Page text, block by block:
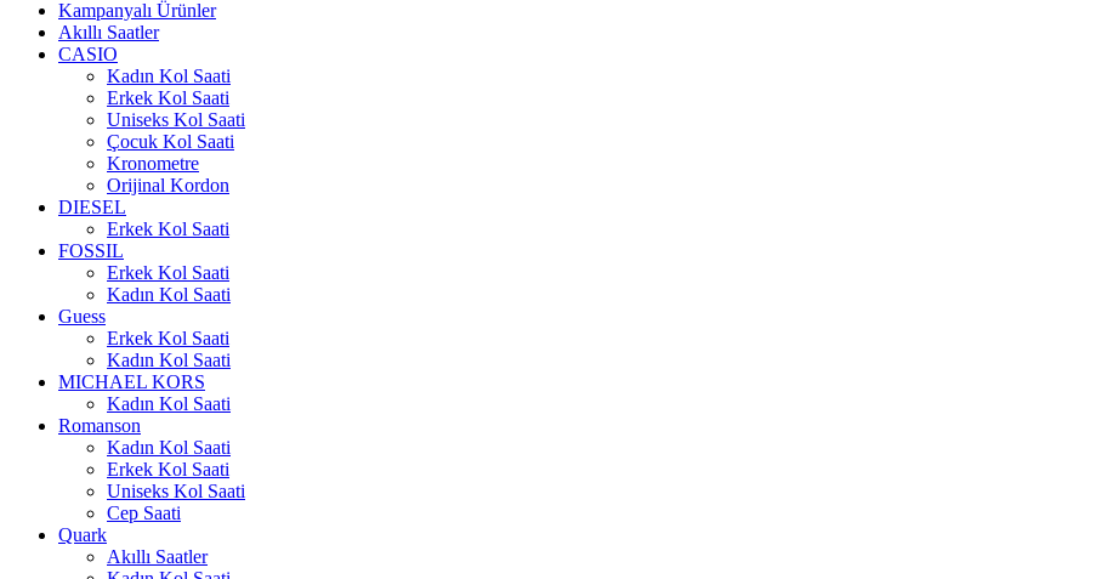
Kampanyalı Ürünler
Akıllı Saatler
CASIO
Kadın Kol Saati
Erkek Kol Saati
Uniseks Kol Saati
Çocuk Kol Saati
Kronometre
Orijinal Kordon
DIESEL
Erkek Kol Saati
FOSSIL
Erkek Kol Saati
Kadın Kol Saati
Guess
Erkek Kol Saati
Kadın Kol Saati
MICHAEL KORS
Kadın Kol Saati
Romanson
Kadın Kol Saati
Erkek Kol Saati
Uniseks Kol Saati
Cep Saati
Quark
Akıllı Saatler